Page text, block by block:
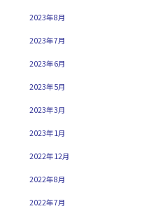
2023年8月
2023年7月
2023年6月
2023年5月
2023年3月
2023年1月
2022年12月
2022年8月
2022年7月